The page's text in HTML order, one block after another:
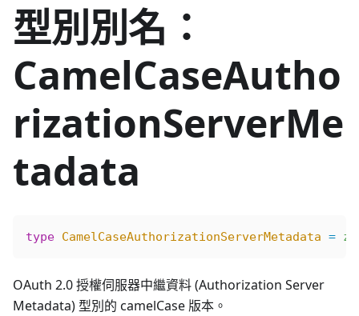
型別別名：
CamelCaseAutho
rizationServerMe
tadata
type CamelCaseAuthorizationServerMetadata = z
OAuth 2.0 授權伺服器中繼資料 (Authorization Server
Metadata) 型別的 camelCase 版本。